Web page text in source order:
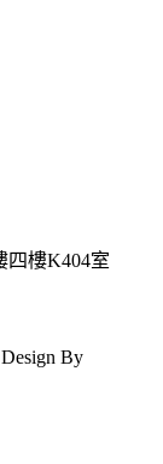
四樓K404室
Design By